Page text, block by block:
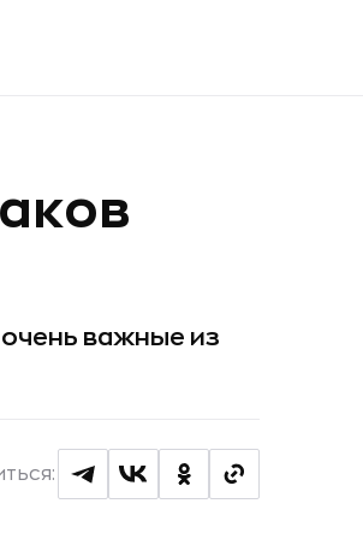
важные из